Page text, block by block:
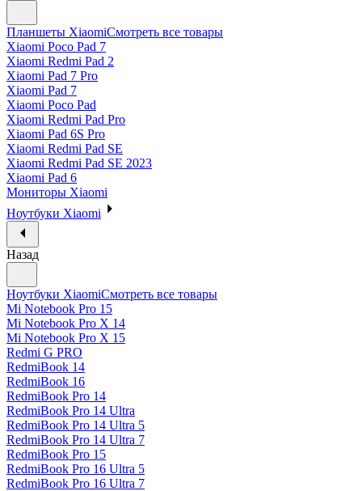
Планшеты XiaomiСмотреть все товары
Xiaomi Poco Pad 7
Xiaomi Redmi Pad 2
Xiaomi Pad 7 Pro
Xiaomi Pad 7
Xiaomi Poco Pad
Xiaomi Redmi Pad Pro
Xiaomi Pad 6S Pro
Xiaomi Redmi Pad SE
Xiaomi Redmi Pad SE 2023
Xiaomi Pad 6
Мониторы Xiaomi
Ноутбуки Xiaomi
Назад
Ноутбуки XiaomiСмотреть все товары
Mi Notebook Pro 15
Mi Notebook Pro X 14
Mi Notebook Pro X 15
Redmi G PRO
RedmiBook 14
RedmiBook 16
RedmiBook Pro 14
RedmiBook Pro 14 Ultra
RedmiBook Pro 14 Ultra 5
RedmiBook Pro 14 Ultra 7
RedmiBook Pro 15
RedmiBook Pro 16 Ultra 5
RedmiBook Pro 16 Ultra 7